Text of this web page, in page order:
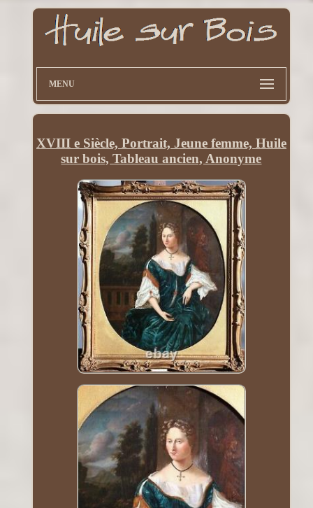
MENU
XVIII e Siècle, Portrait, Jeune femme, Huile
sur bois, Tableau ancien, Anonyme